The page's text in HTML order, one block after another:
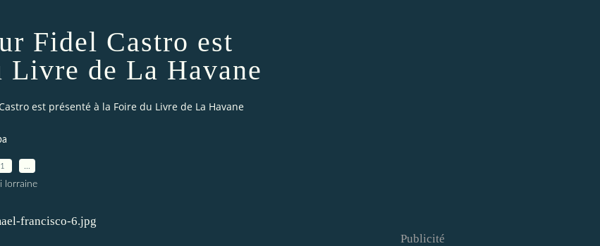
Fidel Castro est
Livre de La Havane
est présenté à la Foire du Livre de La Havane
lorraine
Publicité